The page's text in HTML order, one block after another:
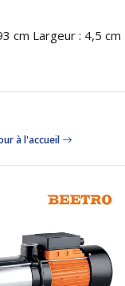
cm Largeur : 4,5 cm
à l'accueil